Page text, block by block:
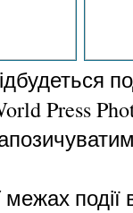
Press
події